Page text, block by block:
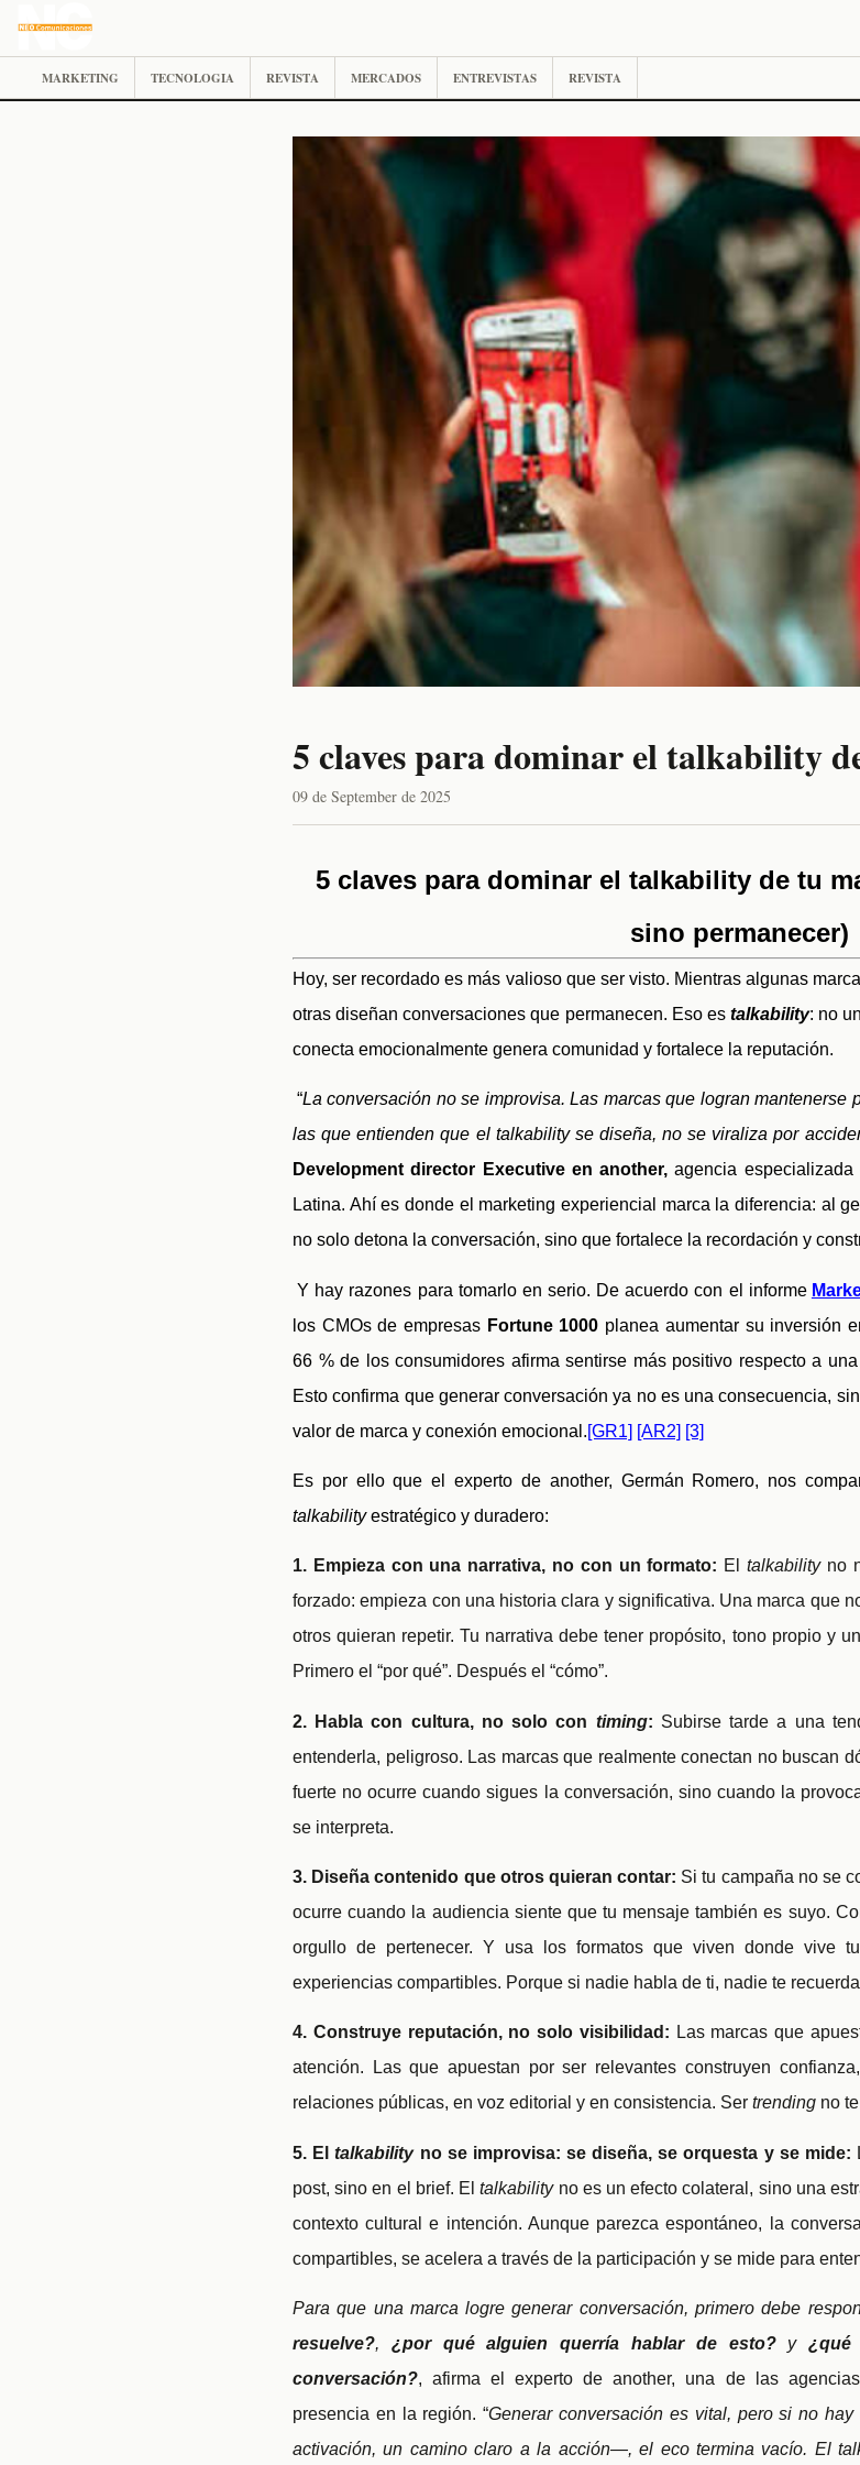
MARKETING TECNOLOGIA REVISTA MERCADOS ENTREVISTAS REVISTA
5 claves para dominar el talkability
09 de September de 2025
5 claves para dominar el talkability de tu
sino permanecer)
Hoy, ser recordado es más valioso que ser visto. Mientras algunas
otras diseñan conversaciones que permanecen. Eso es talkability: no
conecta emocionalmente genera comunidad y fortalece la reputación.
“La conversación no se improvisa. Las marcas que logran mantenerse
las que entienden que el talkability se diseña, no se viraliza por
Development director Executive en another,agencia
Latina. Ahí es donde el marketing experiencial marca la diferencia: al
no solo detona la conversación, sino que fortalece la recordación y
Y hay razones para tomarlo en serio. De acuerdo con el informe
los CMOs de empresas Fortune 1000 planea aumentar su inversión
66 % de los consumidores afirma sentirse más positivo respecto a
Esto confirma que generar conversación ya no es una consecuencia,
valor de marca y conexión emocional.[GR1] [AR2] [3]
Es por ello que el experto de another, Germán Romero, nos
talkabilityestratégico y duradero:
1. Empieza con una narrativa, no con un formato: El talkability no
forzado: empieza con una historia clara y significativa. Una marca que
otros quieran repetir. Tu narrativa debe tener propósito, tono propio y
Primero el “por qué”. Después el “cómo”.
2. Habla con cultura, no solo con timing: Subirse tarde a una
entenderla, peligroso. Las marcas que realmente conectan no buscan
fuerte no ocurre cuando sigues la conversación, sino cuando la
se interpreta.
3. Diseña contenido que otros quieran contar: Si tu campaña no se
ocurre cuando la audiencia siente que tu mensaje también es suyo.
orgullo de pertenecer. Y usa los formatos que viven donde vive
experiencias compartibles. Porque si nadie habla de ti, nadie te
4. Construye reputación, no solo visibilidad: Las marcas que
atención. Las que apuestan por ser relevantes construyen
relaciones públicas, en voz editorial y en consistencia. Ser trending no
5. El talkability no se improvisa: se diseña, se orquesta y se mide:
post, sino en el brief. Eltalkability no es un efecto colateral, sino una
contexto cultural e intención. Aunque parezca espontáneo, la
compartibles, se acelera a través de la participación y se mide para
Para que una marca logre generar conversación, primero debe
resuelve?, ¿por qué alguien querría hablar de esto?y¿qué
conversación?, afirma el experto de another, una de las
presencia en la región. “Generar conversación es vital, pero si no
activación, un camino claro a la acción—, el eco termina vacío. El